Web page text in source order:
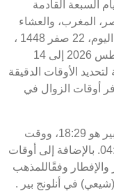
السبعة القادمة
المغرب، والعشاء
في أنلونج بير متاحة للاطلاع. أوقات الصلاة اليوم، 22 صفر 1448 ،
وبرنامج الأيام السبعة القادمة، من 07 أغسطس 2026 إلى 14
لتحديد الأوقات الدقيقة
أوقات الزوال في
موعد غروب الشمس أو الإفطار في أنلونج بير هو 18:29، ووقت
انتهاء السحور أو الفجر في أنلونج بير هو 04:35. بالإضافة إلى أوقات
والإفطار وفقًاللمذهب
في أنلونج بير .